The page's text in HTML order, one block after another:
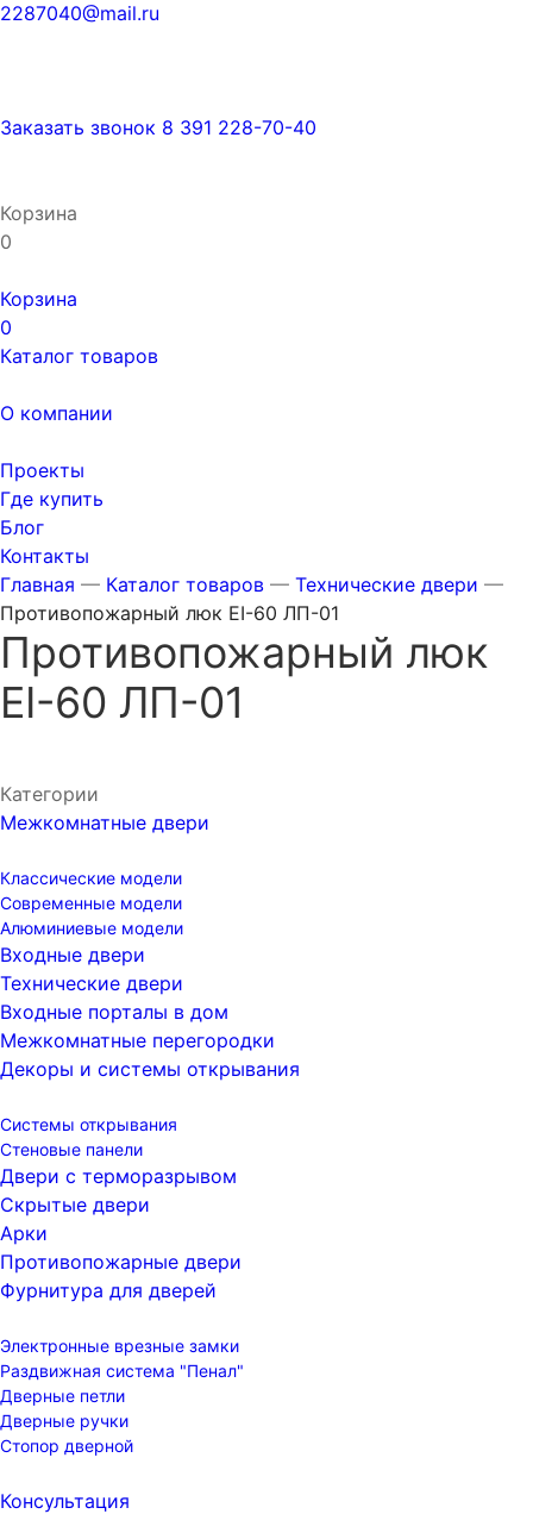
2287040@mail.ru
Заказать звонок 8 391 228-70-40
Корзина
0
Корзина
0
Каталог товаров
О компании
Проекты
Где купить
Блог
Контакты
Главная — Каталог товаров — Технические двери —
Противопожарный люк EI-60 ЛП-01
Противопожарный люк
EI-60 ЛП-01
Категории
Межкомнатные двери
Классические модели
Современные модели
Алюминиевые модели
Входные двери
Технические двери
Входные порталы в дом
Межкомнатные перегородки
Декоры и системы открывания
Системы открывания
Стеновые панели
Двери с терморазрывом
Скрытые двери
Арки
Противопожарные двери
Фурнитура для дверей
Электронные врезные замки
Раздвижная система "Пенал"
Дверные петли
Дверные ручки
Стопор дверной
Консультация